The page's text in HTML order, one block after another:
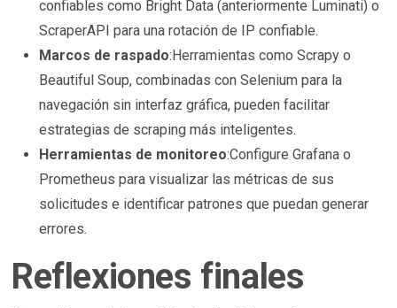
confiables como Bright Data (anteriormente Luminati) o
ScraperAPI para una rotación de IP confiable.
Marcos de raspado:Herramientas como Scrapy o
Beautiful Soup, combinadas con Selenium para la
navegación sin interfaz gráfica, pueden facilitar
estrategias de scraping más inteligentes.
Herramientas de monitoreo:Configure Grafana o
Prometheus para visualizar las métricas de sus
solicitudes e identificar patrones que puedan generar
errores.
Reflexiones finales